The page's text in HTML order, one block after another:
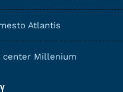
Atlantis
center Millenium